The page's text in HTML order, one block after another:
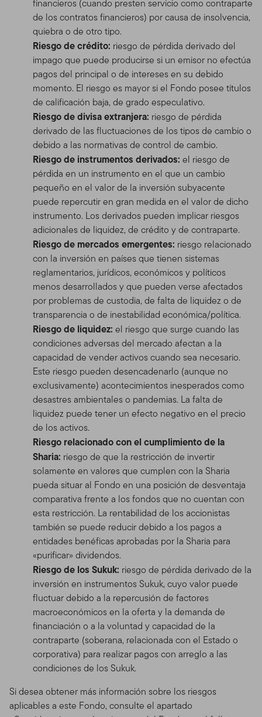
financieros (cuando presten servicio como contraparte
de los contratos financieros) por causa de insolvencia,
quiebra o de otro tipo.
Riesgo de crédito: riesgo de pérdida derivado del
impago que puede producirse si un emisor no efectúa
pagos del principal o de intereses en su debido
momento. El riesgo es mayor si el Fondo posee títulos
de calificación baja, de grado especulativo.
Riesgo de divisa extranjera: riesgo de pérdida
derivado de las fluctuaciones de los tipos de cambio o
debido a las normativas de control de cambio.
Riesgo de instrumentos derivados: el riesgo de
pérdida en un instrumento en el que un cambio
pequeño en el valor de la inversión subyacente
puede repercutir en gran medida en el valor de dicho
instrumento. Los derivados pueden implicar riesgos
adicionales de liquidez, de crédito y de contraparte.
Riesgo de mercados emergentes: riesgo relacionado
con la inversión en países que tienen sistemas
reglamentarios, jurídicos, económicos y políticos
menos desarrollados y que pueden verse afectados
por problemas de custodia, de falta de liquidez o de
transparencia o de inestabilidad económica/política.
Riesgo de liquidez: el riesgo que surge cuando las
condiciones adversas del mercado afectan a la
capacidad de vender activos cuando sea necesario.
Este riesgo pueden desencadenarlo (aunque no
exclusivamente) acontecimientos inesperados como
desastres ambientales o pandemias. La falta de
liquidez puede tener un efecto negativo en el precio
de los activos.
Riesgo relacionado con el cumplimiento de la
Sharia: riesgo de que la restricción de invertir
solamente en valores que cumplen con la Sharia
pueda situar al Fondo en una posición de desventaja
comparativa frente a los fondos que no cuentan con
esta restricción. La rentabilidad de los accionistas
también se puede reducir debido a los pagos a
entidades benéficas aprobadas por la Sharia para
«purificar» dividendos.
Riesgo de los Sukuk: riesgo de pérdida derivado de la
inversión en instrumentos Sukuk, cuyo valor puede
fluctuar debido a la repercusión de factores
macroeconómicos en la oferta y la demanda de
financiación o a la voluntad y capacidad de la
contraparte (soberana, relacionada con el Estado o
corporativa) para realizar pagos con arreglo a las
condiciones de los Sukuk.
Si desea obtener más información sobre los riesgos
aplicables a este Fondo, consulte el apartado